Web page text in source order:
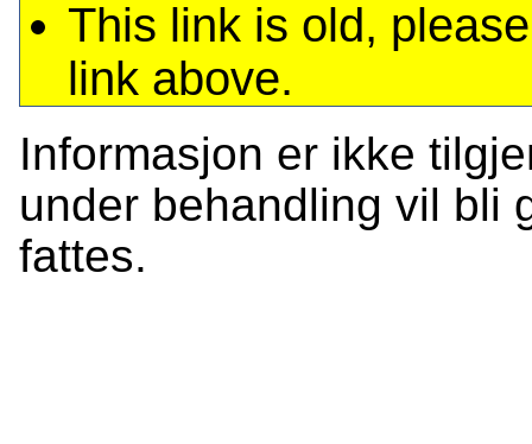
This link is old,
link above.
Informasjon er ikke
under behandling vil bli
fattes.